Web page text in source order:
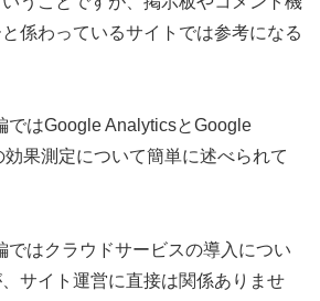
係わっているサイトでは参考になる
ではGoogle AnalyticsとGoogle
果測定について簡単に述べられて
ではクラウドサービスの導入につい
サイト運営に直接は関係ありませ